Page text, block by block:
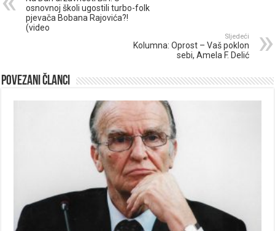
osnovnoj školi ugostili turbo-folk
pjevača Bobana Rajovića?!
(video
Sljedeći
Kolumna: Oprost – Vaš poklon
sebi, Amela F. Delić
Povezani članci